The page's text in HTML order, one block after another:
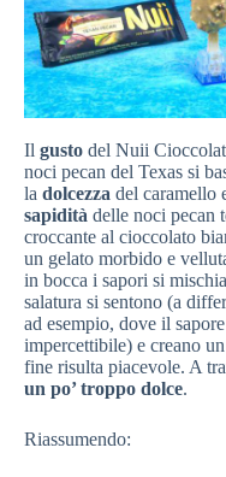
Il gusto del Nuii
noci pecan del Texas si
la dolcezza del caramello
sapidità delle noci pecan
croccante al cioccolato
un gelato morbido e
in bocca i sapori si
salatura si sentono (a
ad esempio, dove il
impercettibile) e creano
fine risulta piacevole. A
un po’ troppo dolce.
Riassumendo: